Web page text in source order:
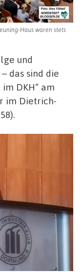
Haus waren stets
und
das sind die
DKH“ am
im Dietrich-